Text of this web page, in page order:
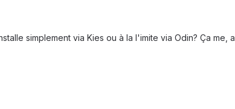
simplement via Kies ou à la l'imite via Odin? Ça me,